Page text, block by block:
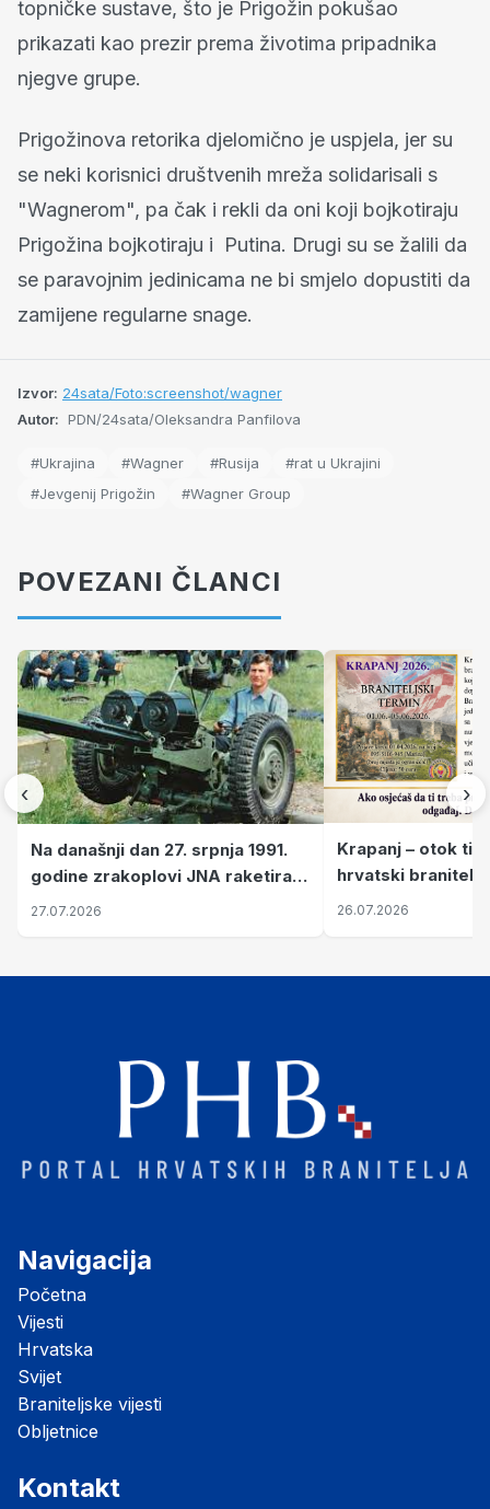
topničke sustave, što je Prigožin pokušao
prikazati kao prezir prema životima pripadnika
njegve grupe.
Prigožinova retorika djelomično je uspjela, jer su
se neki korisnici društvenih mreža solidarisali s
"Wagnerom", pa čak i rekli da oni koji bojkotiraju
Prigožina bojkotiraju i Putina. Drugi su se žalili da
se paravojnim jedinicama ne bi smjelo dopustiti da
zamijene regularne snage.
Izvor: 24sata/Foto:screenshot/wagner
Autor: PDN/24sata/Oleksandra Panfilova
#Ukrajina #Wagner #Rusija
#rat u Ukrajini
#Jevgenij Prigožin
#Wagner Group
POVEZANI ČLANCI
‹
Na današnji dan 27. srpnja 1991.
godine zrakoplovi JNA raketirali
su vojarnu i obučni centar "Nikola
27.07.2026
Krapanj – otok
hrvatski branitelji
pronalaze mir
26.07.2026
›
Navigacija
Početna
Vijesti
Hrvatska
Svijet
Braniteljske vijesti
Obljetnice
Kontakt